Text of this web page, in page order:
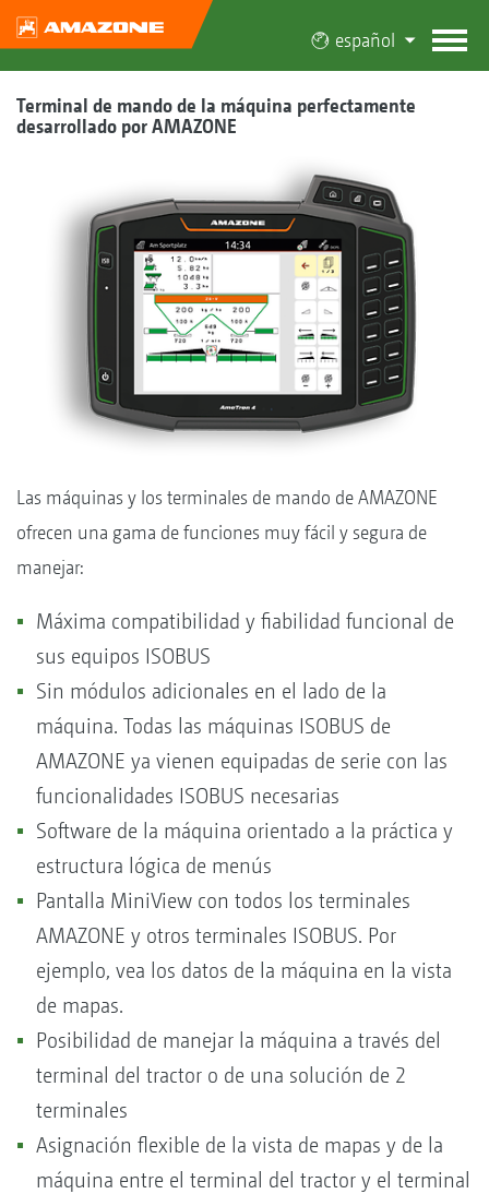
español
Terminal de mando de la máquina perfectamente
desarrollado por AMAZONE
Las máquinas y los terminales de mando de AMAZONE
ofrecen una gama de funciones muy fácil y segura de
manejar:
Máxima compatibilidad y fiabilidad funcional de
sus equipos ISOBUS
Sin módulos adicionales en el lado de la
máquina. Todas las máquinas ISOBUS de
AMAZONE ya vienen equipadas de serie con las
funcionalidades ISOBUS necesarias
Software de la máquina orientado a la práctica y
estructura lógica de menús
Pantalla MiniView con todos los terminales
AMAZONE y otros terminales ISOBUS. Por
ejemplo, vea los datos de la máquina en la vista
de mapas.
Posibilidad de manejar la máquina a través del
terminal del tractor o de una solución de 2
terminales
Asignación flexible de la vista de mapas y de la
máquina entre el terminal del tractor y el terminal